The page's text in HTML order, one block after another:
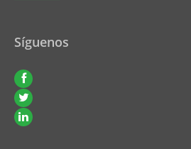
Síguenos